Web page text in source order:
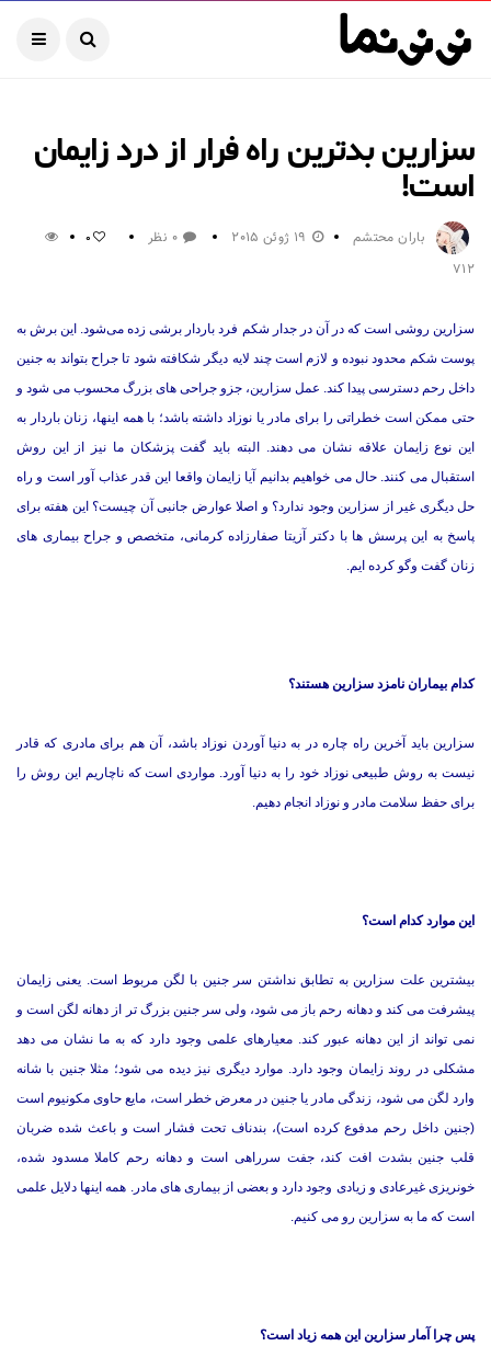
سزارین بدترین راه فرار از درد زایمان
است!
باران محتشم 19 ژوئن 2015 0 نظر 0
712
سزارین روشی است که در آن در جدار شکم فرد باردار برشی زده می‌شود. این برش به
پوست شکم محدود نبوده و لازم است چند لایه دیگر شکافته شود تا جراح بتواند به جنین
داخل رحم دسترسی پیدا کند. عمل سزارین، جزو جراحی های بزرگ محسوب می شود و
حتی ممکن است خطراتی را برای مادر یا نوزاد داشته باشد؛ با همه اینها، زنان باردار به
این نوع زایمان علاقه نشان می دهند. البته باید گفت پزشکان ما نیز از این روش
استقبال می کنند. حال می خواهیم بدانیم آیا زایمان واقعا این قدر عذاب آور است و راه
حل دیگری غیر از سزارین وجود ندارد؟ و اصلا عوارض جانبی آن چیست؟ این هفته برای
پاسخ به این پرسش ها با دکتر آزیتا صفارزاده کرمانی، متخصص و جراح بیماری های
زنان گفت وگو کرده ایم.
کدام بیماران نامزد سزارین هستند؟
سزارین باید آخرین راه چاره در به دنیا آوردن نوزاد باشد، آن هم برای مادری که قادر
نیست به روش طبیعی نوزاد خود را به دنیا آورد. مواردی است که ناچاریم این روش را
برای حفظ سلامت مادر و نوزاد انجام دهیم.
این موارد کدام است؟
بیشترین علت سزارین به تطابق نداشتن سر جنین با لگن مربوط است. یعنی زایمان
پیشرفت می کند و دهانه رحم باز می شود، ولی سر جنین بزرگ تر از دهانه لگن است و
نمی تواند از این دهانه عبور کند. معیارهای علمی وجود دارد که به ما نشان می دهد
مشکلی در روند زایمان وجود دارد. موارد دیگری نیز دیده می شود؛ مثلا جنین با شانه
وارد لگن می شود، زندگی مادر یا جنین در معرض خطر است، مایع حاوی مکونیوم است
(جنین داخل رحم مدفوع کرده است)، بندناف تحت فشار است و باعث شده ضربان
قلب جنین بشدت افت کند، جفت سرراهی است و دهانه رحم کاملا مسدود شده،
خونریزی غیرعادی و زیادی وجود دارد و بعضی از بیماری های مادر. همه اینها دلایل علمی
است که ما به سزارین رو می کنیم.
پس چرا آمار سزارین این همه زیاد است؟